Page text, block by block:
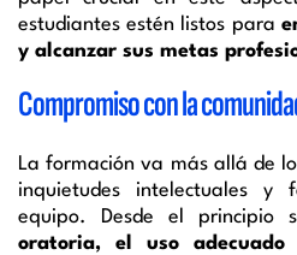
estudiantes estén listos para
y alcanzar sus metas
Compromiso con la
La formación va más allá de
inquietudes intelectuales
equipo. Desde el principio
oratoria, el uso